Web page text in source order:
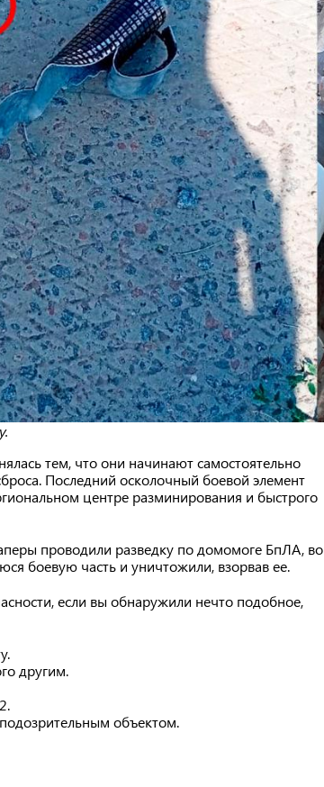
тем, что они начинают самостоятельно
Последний осколочный боевой элемент
центре разминирования и быстрого
проводили разведку по домомоге БпЛА, во
боевую часть и уничтожили, взорвав ее.
если вы обнаружили нечто подобное,
другим.
объектом.